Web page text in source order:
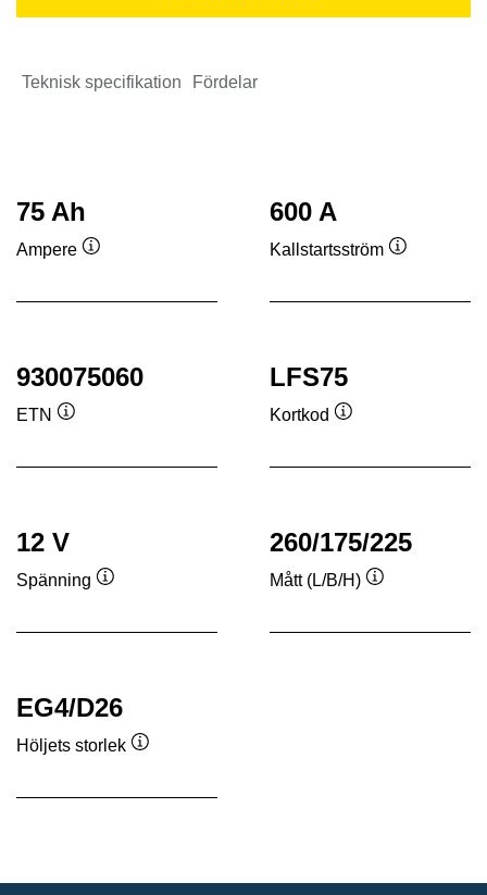
Teknisk specifikation Fördelar
75 Ah
Ampere
600 A
Kallstartsström
930075060
ETN
LFS75
Kortkod
12 V
Spänning
260/175/225
Mått (L/B/H)
EG4/D26
Höljets storlek